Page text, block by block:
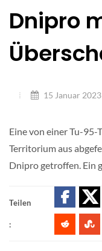
Dnipro
15 Januar 2023
Eine von einer Tu-95-
Territorium aus
Dnipro getroffen. Ein
Teilen
: